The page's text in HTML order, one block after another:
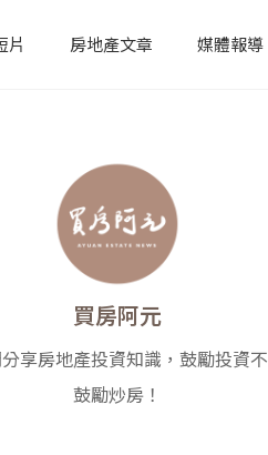
片 房地產文章 媒體報導
買房阿元
享房地產投資知識，鼓勵投資不
鼓勵炒房！